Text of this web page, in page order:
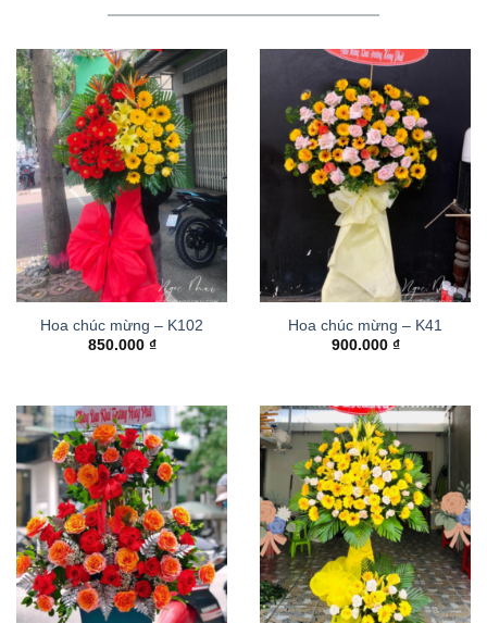
Hoa chúc mừng – K102
850.000 ₫
Hoa chúc mừng – K41
900.000 ₫